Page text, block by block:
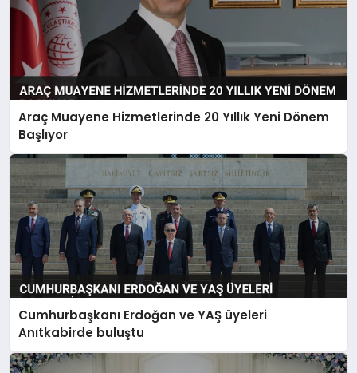
Araç Muayene Hizmetlerinde 20 Yıllık Yeni Dönem
Başlıyor
Cumhurbaşkanı Erdoğan ve YAŞ üyeleri
Anıtkabirde buluştu